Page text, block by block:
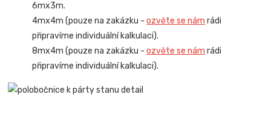
6mx3m.
4mx4m (pouze na zakázku -ozvěte se nám rádi
připravíme individuální kalkulaci).
8mx4m (pouze na zakázku -ozvěte se nám rádi
připravíme individuální kalkulaci).